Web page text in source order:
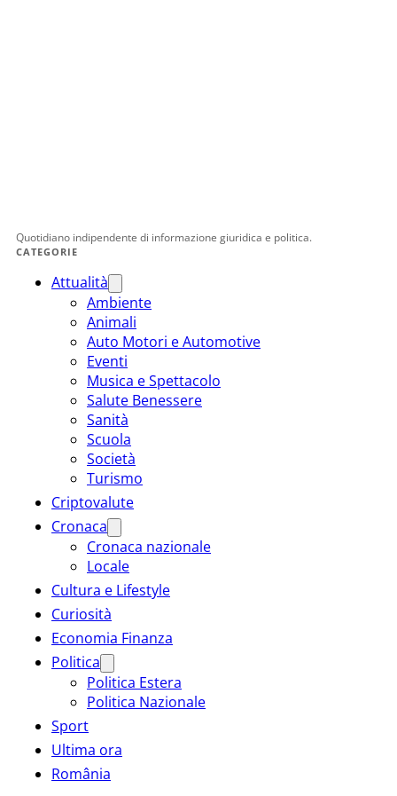
Quotidiano indipendente di informazione giuridica e politica.
CATEGORIE
Attualità
Ambiente
Animali
Auto Motori e Automotive
Eventi
Musica e Spettacolo
Salute Benessere
Sanità
Scuola
Società
Turismo
Criptovalute
Cronaca
Cronaca nazionale
Locale
Cultura e Lifestyle
Curiosità
Economia Finanza
Politica
Politica Estera
Politica Nazionale
Sport
Ultima ora
România